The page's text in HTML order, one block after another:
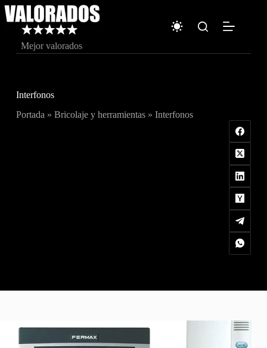
Saltar
al
contenido
Mejor valorados
Interfonos
Portada » Bricolaje y herramientas» Interfonos